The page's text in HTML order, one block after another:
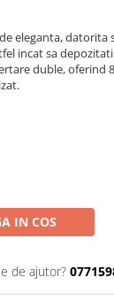
eleganta,
incat sa
duble,
IN COS
de ajutor?